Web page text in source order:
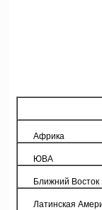
Африка
ЮВА
Ближний Восток
Латинская